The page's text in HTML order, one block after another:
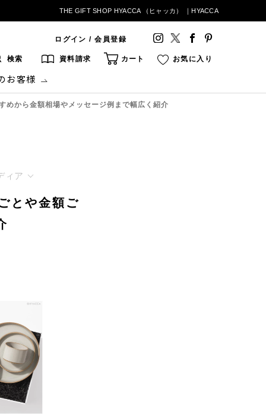
THE GIFT SHOP HYACCA （ヒャッカ） ｜HYACCA
ログイン / 会員登録
検索 資料請求 カート お気に入り
お客様
めから金額相場やメッセージ例まで幅広く紹介
ィア
とや金額ご